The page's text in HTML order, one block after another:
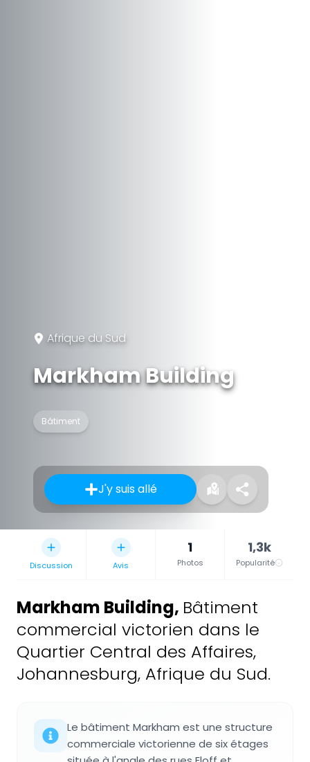
Afrique du Sud
Markham Building
Bâtiment
J'y suis allé
Discussion Avis
1
Photos
1,3k
Popularité
Markham Building, Bâtiment
commercial victorien dans le
Quartier Central des Affaires,
Johannesburg, Afrique du Sud.
Le bâtiment Markham est une structure
commerciale victorienne de six étages